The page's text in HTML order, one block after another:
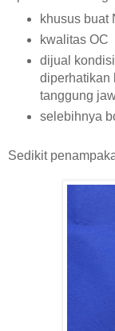
khusus buat
kwalitas OC
dijual
diperhatikan
tanggung
selebihnya
Sedikit